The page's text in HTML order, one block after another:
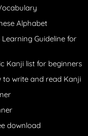
Alphabet
Guideline for
Kanji list for beginners
to write and read Kanji
download